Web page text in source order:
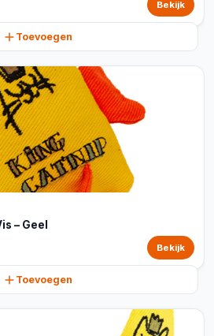
Bekijk
Toevoegen
– Geel
Bekijk
Toevoegen